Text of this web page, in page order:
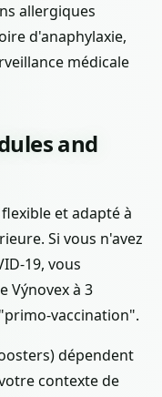
allergiques
d'anaphylaxie,
médicale
and
et adapté à
Si vous n'avez
19, vous
Výnovex à 3
vaccination".
dépendent
contexte de